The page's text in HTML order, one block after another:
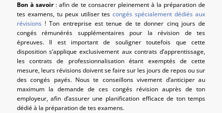
Bon à savoir: afin de te consacrer pleinement à la préparation de
tes examens, tu peux utiliser tescongés spécialement dédiés aux
révisions ! Ton entreprise est tenue de te donner cinq jours de
congés rémunérés supplémentaires pour la révision de tes
épreuves. Il est important de souligner toutefois que cette
disposition s’applique exclusivement aux contrats d’apprentissage,
les contrats de professionnalisation étant exemptés de cette
mesure, leurs révisions doivent se faire sur les jours de repos ou sur
des congés payés. Nous te conseillons vivement d’anticiper au
maximum la demande de ces congés révision auprès de ton
employeur, afin d’assurer une planification efficace de ton temps
dédié à la préparation de tes examens.